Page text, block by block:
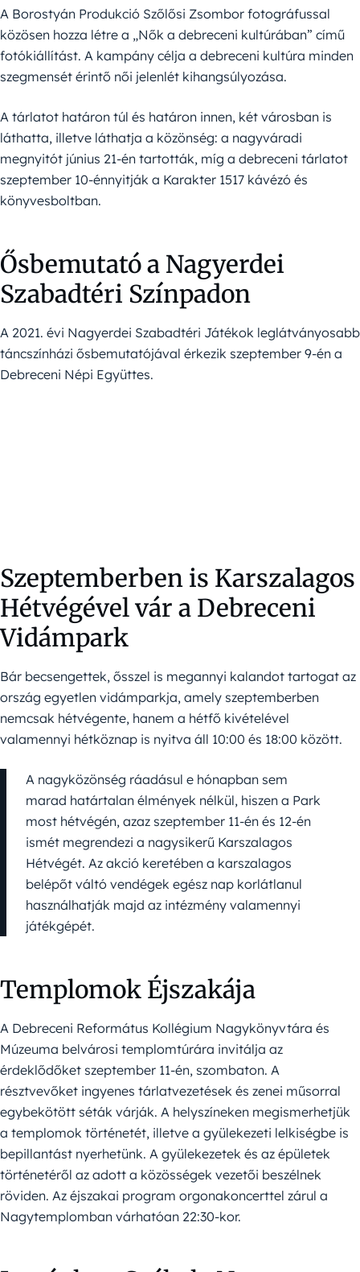
A Borostyán Produkció Szőlősi Zsombor fotográfussal
közösen hozza létre a „Nők a debreceni kultúrában” című
fotókiállítást. A kampány célja a debreceni kultúra minden
szegmensét érintő női jelenlét kihangsúlyozása.
A tárlatot határon túl és határon innen, két városban is
láthatta, illetve láthatja a közönség: a nagyváradi
megnyitót június 21-én tartották, míg a debreceni tárlatot
szeptember 10-énnyitják a Karakter 1517 kávézó és
könyvesboltban.
Ősbemutató a Nagyerdei
Szabadtéri Színpadon
A 2021. évi Nagyerdei Szabadtéri Játékok leglátványosabb
táncszínházi ősbemutatójával érkezik szeptember 9-én a
Debreceni Népi Együttes.
Szeptemberben is Karszalagos
Hétvégével vár a Debreceni
Vidámpark
Bár becsengettek, ősszel is megannyi kalandot tartogat az
ország egyetlen vidámparkja, amely szeptemberben
nemcsak hétvégente, hanem a hétfő kivételével
valamennyi hétköznap is nyitva áll 10:00 és 18:00 között.
A nagyközönség ráadásul e hónapban sem
marad határtalan élmények nélkül, hiszen a Park
most hétvégén, azaz szeptember 11-én és 12-én
ismét megrendezi a nagysikerű Karszalagos
Hétvégét. Az akció keretében a karszalagos
belépőt váltó vendégek egész nap korlátlanul
használhatják majd az intézmény valamennyi
játékgépét.
Templomok Éjszakája
A Debreceni Református Kollégium Nagykönyvtára és
Múzeuma belvárosi templomtúrára invitálja az
érdeklődőket szeptember 11-én, szombaton. A
résztvevőket ingyenes tárlatvezetések és zenei műsorral
egybekötött séták várják. A helyszíneken megismerhetjük
a templomok történetét, illetve a gyülekezeti lelkiségbe is
bepillantást nyerhetünk. A gyülekezetek és az épületek
történetéről az adott a közösségek vezetői beszélnek
röviden. Az éjszakai program orgonakoncerttel zárul a
Nagytemplomban várhatóan 22:30-kor.